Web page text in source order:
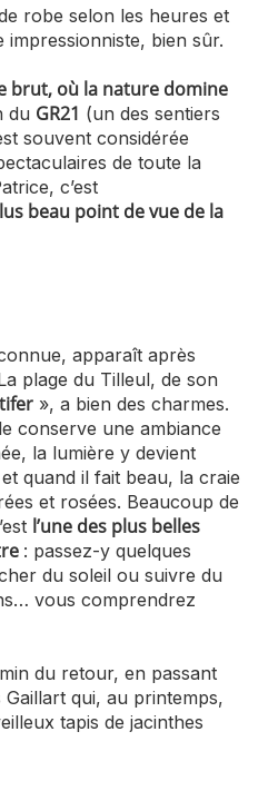
robe selon les heures et
impressionniste, bien sûr.
brut, où la nature domine
du GR21 (un des sentiers
souvent considérée
de toute la
c’est
beau point de vue de la
apparaît après
plage du Tilleul, de son
», a bien des charmes.
conserve une ambiance
la lumière y devient
quand il fait beau, la craie
et rosées. Beaucoup de
l’une des plus belles
: passez-y quelques
du soleil ou suivre du
vous comprendrez
du retour, en passant
qui, au printemps,
tapis de jacinthes